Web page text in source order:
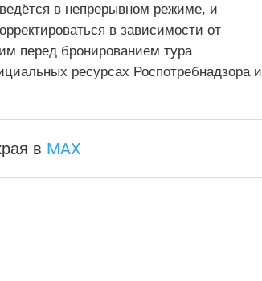
в непрерывном режиме, и
в зависимости от
перед бронированием тура
ресурсах Роспотребнадзора и
в MAX